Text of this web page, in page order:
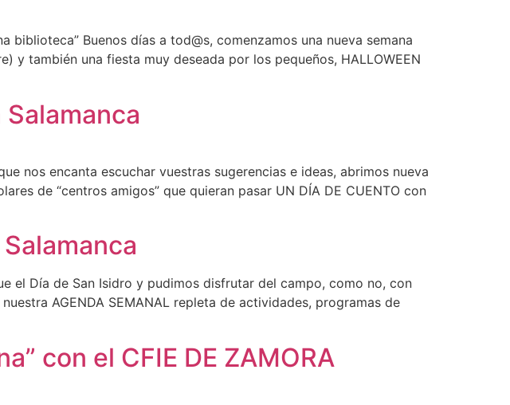
Buenos días a tod@s, comenzamos una nueva semana
y también una fiesta muy deseada por los pequeños, HALLOWEEN
nos encanta escuchar vuestras sugerencias e ideas, abrimos nueva
de “centros amigos” que quieran pasar UN DÍA DE CUENTO con
el Día de San Isidro y pudimos disfrutar del campo, como no, con
AGENDA SEMANAL repleta de actividades, programas de
con el CFIE DE ZAMORA